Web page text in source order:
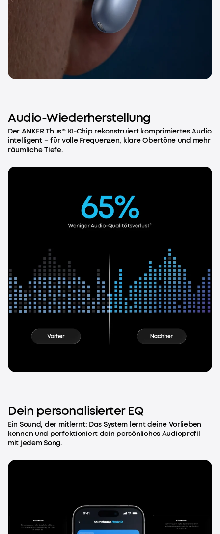
Audio-Wiederherstellung
Der ANKER Thus™ KI-Chip rekonstruiert komprimiertes Audio
intelligent – für volle Frequenzen, klare Obertöne und mehr
räumliche Tiefe.
Dein personalisierter EQ
Ein Sound, der mitlernt: Das System lernt deine Vorlieben
kennen und perfektioniert dein persönliches Audioprofil
mit jedem Song.